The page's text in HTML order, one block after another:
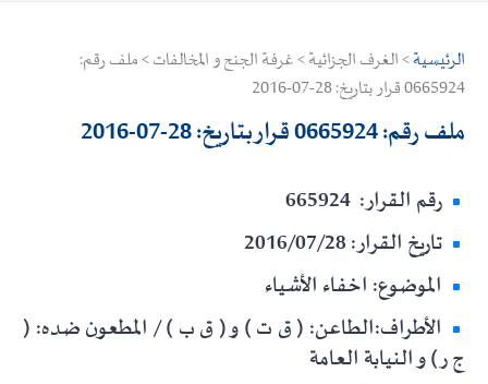
الرئيسية> الغرف الجزائية > غرفة الجنح و المخالفات > ملف رقم:
0665924 قرار بتاريخ: 28-07-2016
ملف رقم: 0665924 قرار بتاريخ: 28-07-2016
رقم القرار: 665924
تاريخ القرار: 2016/07/28
الموضوع: اخفاء الأشياء
الأطراف:الطاعن: ( ق ت ) و ( ق ب ) / المطعون ضده: (
ج ر ) و النيابة العامة